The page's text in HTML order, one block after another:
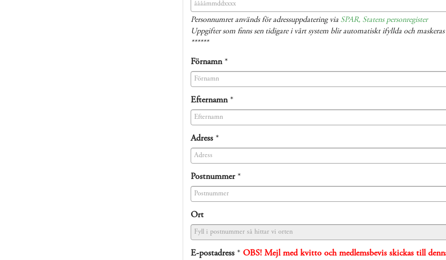
(success)
Personnumret används för adressuppdatering via SPAR, Statens personregister
Uppgifter som finns sen tidigare i vårt system blir automatiskt ifyllda och maskeras
******
Förnamn*
Efternamn*
Adress*
Postnummer*
Ort
E-postadress* OBS! Mejl med kvitto och medlemsbevis skickas till